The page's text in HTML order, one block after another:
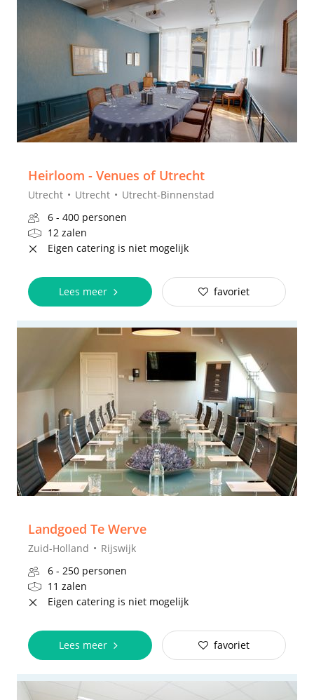
Heirloom - Venues of Utrecht
Utrecht Utrecht
Utrecht-Binnenstad
6 - 400 personen
12 zalen
Eigen catering is niet mogelijk
Lees meer favoriet
Landgoed Te Werve
Zuid-Holland
Rijswijk
6 - 250 personen
11 zalen
Eigen catering is niet mogelijk
Lees meer favoriet